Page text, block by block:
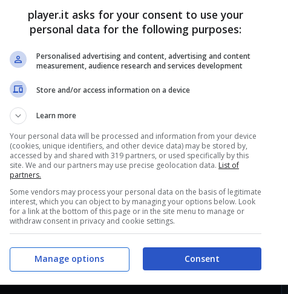
gameplay di 14 minuti e mezzo di Mafia:
Illusion Softwork rilasciato nel lontano 2002.
storia in cui il protagonista, Tommy deve
vedere che il sistema di shooting è stato
del secondo e del terzo capitolo.
4, Xbox One e PC Windows il prossimo
Il secondo e il terzo capitolosono già
player.it asks for your consent to use your
personal data for the following purposes:
Personalised advertising and content, advertising and content
measurement, audience research and services development
Store and/or access information on a device
Learn more
Your personal data will be processed and information from your device
(cookies, unique identifiers, and other device data) may be stored by,
accessed by and shared with 319 partners, or used specifically by this
site. We and our partners may use precise geolocation data. List of
partners.
Some vendors may process your personal data on the basis of legitimate
interest, which you can object to by managing your options below. Look
for a link at the bottom of this page or in the site menu to manage or
withdraw consent in privacy and cookie settings.
Consent
Manage options